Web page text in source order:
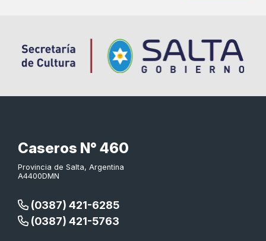
Caseros N° 460
Provincia de Salta, Argentina
A4400DMN
(0387) 421-6285
(0387) 421-5763